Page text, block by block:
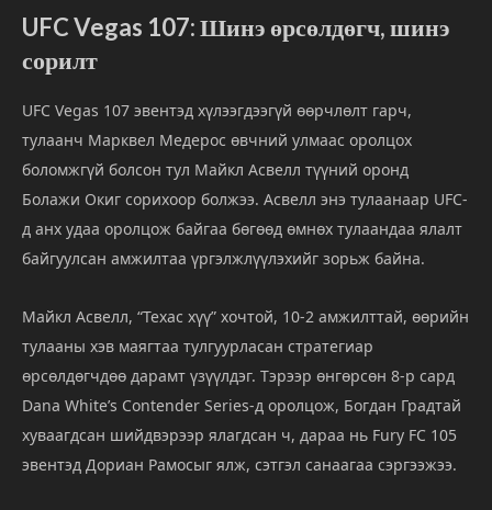
UFC Vegas 107: Шинэ өрсөлдөгч, шинэ
сорилт
UFC Vegas 107 эвентэд хүлээгдээгүй өөрчлөлт гарч,
тулаанч Марквел Медерос өвчний улмаас оролцох
боломжгүй болсон тул Майкл Асвелл түүний оронд
Болажи Окиг сорихоор болжээ. Асвелл энэ тулаанаар UFC-
д анх удаа оролцож байгаа бөгөөд өмнөх тулаандаа ялалт
байгуулсан амжилтаа үргэлжлүүлэхийг зорьж байна.
Майкл Асвелл, “Техас хүү” хочтой, 10-2 амжилттай, өөрийн
тулааны хэв маягтаа тулгуурласан стратегиар
өрсөлдөгчдөө дарамт үзүүлдэг. Тэрээр өнгөрсөн 8-р сард
Dana White’s Contender Series-д оролцож, Богдан Градтай
хуваагдсан шийдвэрээр ялагдсан ч, дараа нь Fury FC 105
эвентэд Дориан Рамосыг ялж, сэтгэл санаагаа сэргээжээ.